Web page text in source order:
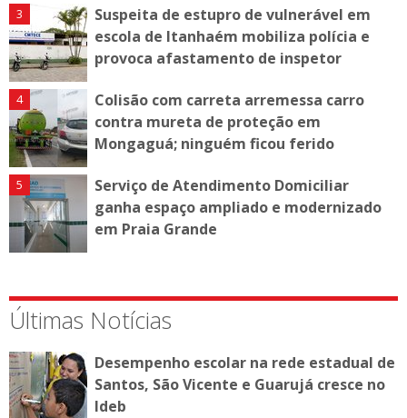
Suspeita de estupro de vulnerável em
escola de Itanhaém mobiliza polícia e
provoca afastamento de inspetor
Colisão com carreta arremessa carro
contra mureta de proteção em
Mongaguá; ninguém ficou ferido
Serviço de Atendimento Domiciliar
ganha espaço ampliado e modernizado
em Praia Grande
Últimas Notícias
Desempenho escolar na rede estadual de
Santos, São Vicente e Guarujá cresce no
Ideb